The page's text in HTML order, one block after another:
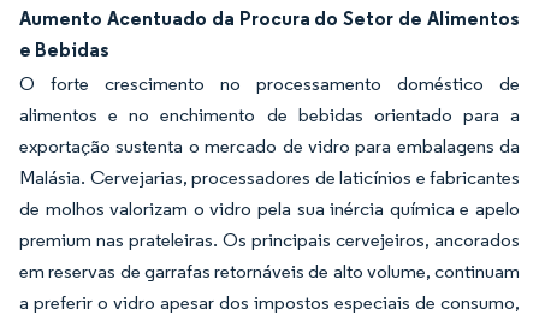
Aumento Acentuado da Procura do Setor de Alimentos
e Bebidas
O forte crescimento no processamento doméstico de
alimentos e no enchimento de bebidas orientado para a
exportação sustenta o mercado de vidro para embalagens da
Malásia. Cervejarias, processadores de laticínios e fabricantes
de molhos valorizam o vidro pela sua inércia química e apelo
premium nas prateleiras. Os principais cervejeiros, ancorados
em reservas de garrafas retornáveis de alto volume, continuam
a preferir o vidro apesar dos impostos especiais de consumo,